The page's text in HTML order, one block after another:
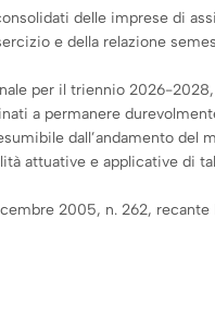
delle imprese di
e della relazione
per il triennio 2026-
a permanere
dall’andamento del
attuative e applicative di
2005, n. 262,